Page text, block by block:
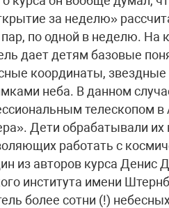
за неделю»
по одной в неделю. На
дает детям базовые
координаты,
неба. В данном
телескопом в
Дети обрабатывали
работать с
из авторов курса Денис
института имени
более сотни (!)